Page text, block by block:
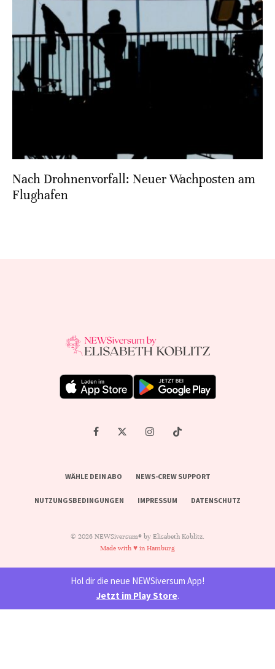
Nach Drohnenvorfall: Neuer Wachposten am
Flughafen
WÄHLE DEIN ABO NEWS-CREW SUPPORT
NUTZUNGSBEDINGUNGEN IMPRESSUM DATENSCHUTZ
© 2026 NEWSiversum® by Elisabeth Koblitz.
Made with ♥ in Hamburg
Hol dir die neue NEWSiversum App!
Jetzt im Play Store.